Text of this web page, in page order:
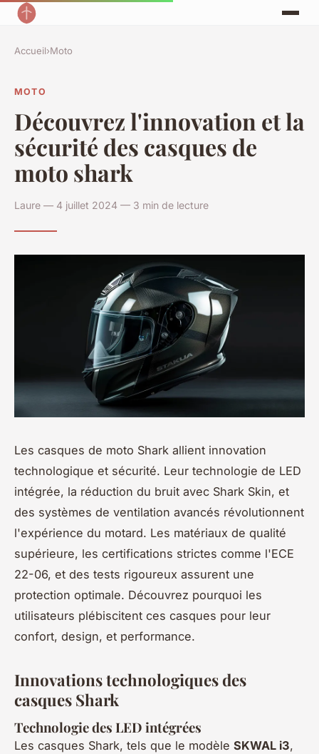
Accueil›Moto
MOTO
Découvrez l'innovation et la
sécurité des casques de
moto shark
Laure — 4 juillet 2024 — 3 min de lecture
Les casques de moto Shark allient innovation
technologique et sécurité. Leur technologie de LED
intégrée, la réduction du bruit avec Shark Skin, et
des systèmes de ventilation avancés révolutionnent
l'expérience du motard. Les matériaux de qualité
supérieure, les certifications strictes comme l'ECE
22-06, et des tests rigoureux assurent une
protection optimale. Découvrez pourquoi les
utilisateurs plébiscitent ces casques pour leur
confort, design, et performance.
Innovations technologiques des
casques Shark
Technologie des LED intégrées
Les casques Shark, tels que le modèle SKWAL i3,